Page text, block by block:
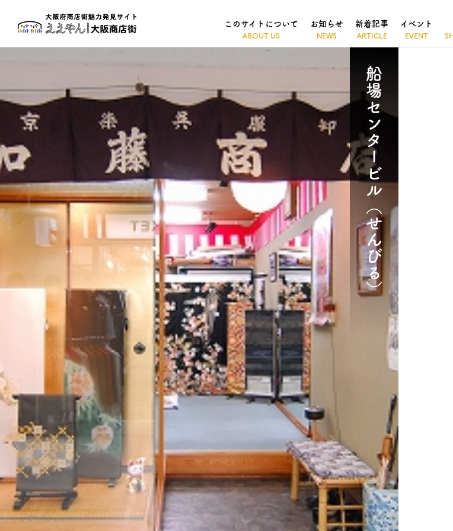
このサイトについて お知らせ 新着記事 イベント
船場センタービル（せんびる）